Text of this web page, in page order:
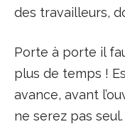
des travailleurs,
Porte à porte il
plus de temps !
avance, avant
ne serez pas seul.